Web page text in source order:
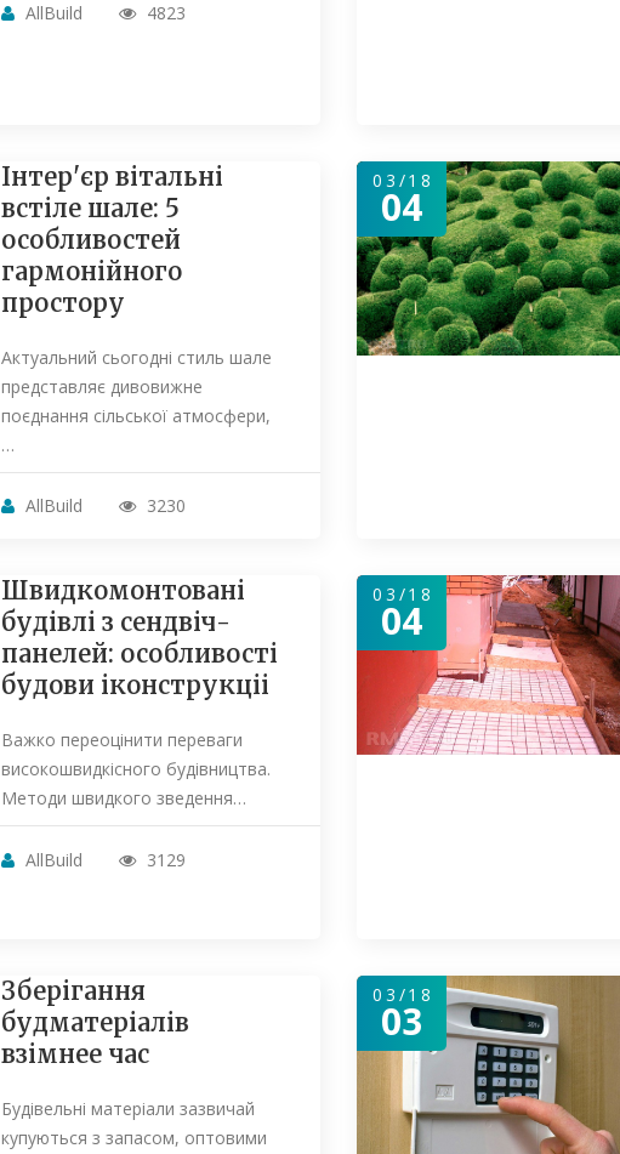
AllBuild 4823
Інтер'єр вітальні
встіле шале: 5
особливостей
гармонійного
простору
Актуальний сьогодні стиль шале
представляє дивовижне
поєднання сільської атмосфери,
…
AllBuild 3230
03/18
04
Швидкомонтовані
будівлі з сендвіч-
панелей: особливості
будови іконструкціі
Важко переоцінити переваги
високошвидкісного будівництва.
Методи швидкого зведення…
AllBuild 3129
03/18
04
Зберігання
будматеріалів
взімнее час
Будівельні матеріали зазвичай
купуються з запасом, оптовими
03/18
03